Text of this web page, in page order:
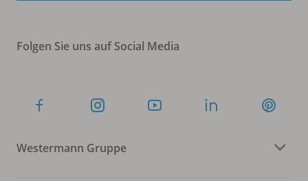
Folgen Sie uns auf Social Media
Westermann Gruppe